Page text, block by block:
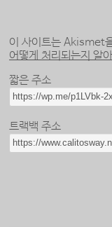
이 사이트는 Akismet
어떻게 처리되는지 알
짧은 주소
트랙백 주소